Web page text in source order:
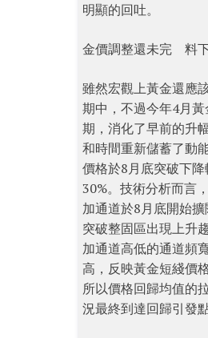
明顯的回吐。
金價調整還未完 料
雖然宏觀上黃金還應
期中，不過今年4月
期，消化了早前的升
和時間重新儲蓄了動
價格於8月底突破下
30%。技術分析而言
加通道於8月底開始
突破整固區出現上升
加通道高低的通道頻
高，反映黃金短綫價
所以價格回歸均值的
況最終到達回歸引發點